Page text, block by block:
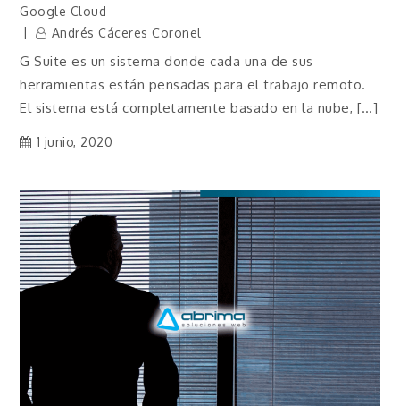
Google Cloud
Andrés Cáceres Coronel
G Suite es un sistema donde cada una de sus
herramientas están pensadas para el trabajo remoto.
El sistema está completamente basado en la nube, […]
1 junio, 2020